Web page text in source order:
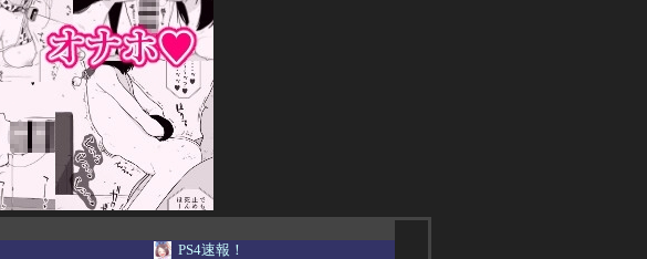
PS4速報！